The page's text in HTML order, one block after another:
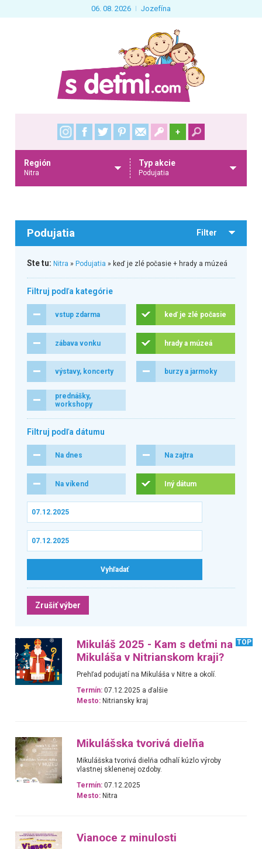
06. 08. 2026 Jozefína
+
Región
Nitra
Typ akcie
Podujatia
Podujatia Filter
Ste tu: Nitra » Podujatia » keď je zlé počasie + hrady a múzeá
Filtruj podľa kategórie
vstup zdarma keď je zlé počasie
zábava vonku hrady a múzeá
výstavy, koncerty burzy a jarmoky
prednášky,
workshopy
Filtruj podľa dátumu
Na dnes Na zajtra
Na víkend Iný dátum
Zrušiť výber
Mikuláš 2025 - Kam s deťmi na
Mikuláša v Nitrianskom kraji?
TOP
Prehľad podujatí na Mikuláša v Nitre a okolí.
Termín: 07.12.2025 a ďalšie
Mesto: Nitriansky kraj
Mikulášska tvorivá dielňa
Mikulášska tvorivá dielňa odhalí kúzlo výroby
vlastnej sklenenej ozdoby.
Termín: 07.12.2025
Mesto: Nitra
Vianoce z minulosti